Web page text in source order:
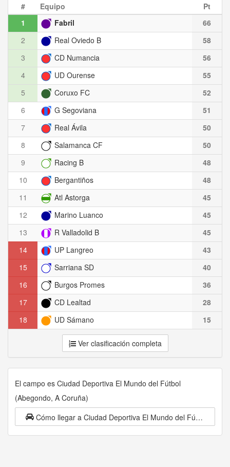
#
Equipo
Pt
1
Fabril
66
2
Real Oviedo B
58
3
CD Numancia
56
4
UD Ourense
55
5
Coruxo FC
52
6
G Segoviana
51
7
Real Ávila
50
8
Salamanca CF
50
9
Racing B
48
10
Bergantiños
48
11
Atl Astorga
45
12
Marino Luanco
45
13
R Valladolid B
45
14
UP Langreo
43
15
Sarriana SD
40
16
Burgos Promes
36
17
CD Lealtad
28
18
UD Sámano 15
Ver clasificación completa
El campo es Ciudad Deportiva El Mundo del Fútbol
(Abegondo, A Coruña)
Cómo llegar a Ciudad Deportiva El Mundo del Fútbol (Abegondo, A Coruña)